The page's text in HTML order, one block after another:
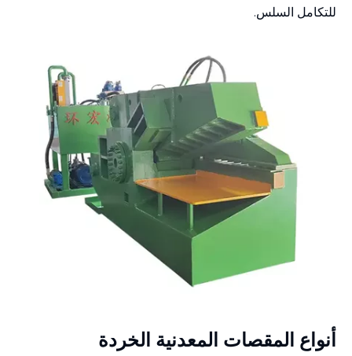
للتكامل السلس.
أنواع المقصات المعدنية الخردة